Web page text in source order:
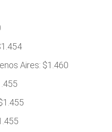
Aires: $1.460